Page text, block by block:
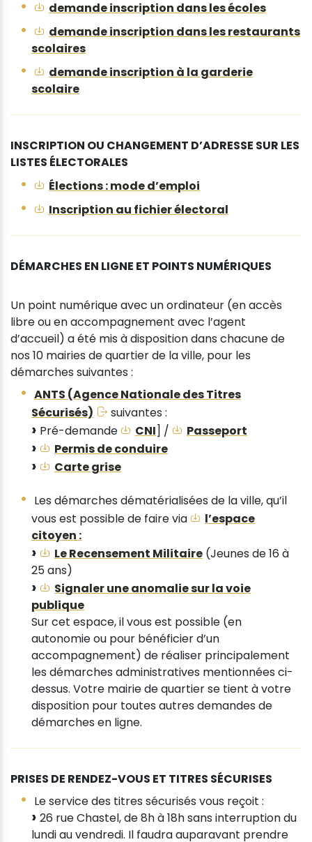
demande inscription dans les écoles
demande inscription dans les restaurants
scolaires
demande inscription à la garderie
scolaire
INSCRIPTION OU CHANGEMENT D’ADRESSE SUR LES
LISTES ÉLECTORALES
Élections : mode d’emploi
Inscription au fichier électoral
DÉMARCHES EN LIGNE ET POINTS NUMÉRIQUES
Un point numérique avec un ordinateur (en accès
libre ou en accompagnement avec l’agent
d’accueil) a été mis à disposition dans chacune de
nos 10 mairies de quartier de la ville, pour les
démarches suivantes :
ANTS (Agence Nationale des Titres
Sécurisés)
suivantes :
Pré-demande
CNI] /
Passeport
Permis de conduire
Carte grise
Les démarches dématérialisées de la ville, qu’il
vous est possible de faire via
l’espace
citoyen :
Le Recensement Militaire (Jeunes de 16 à
25 ans)
Signaler une anomalie sur la voie
publique
Sur cet espace, il vous est possible (en
autonomie ou pour bénéficier d’un
accompagnement) de réaliser principalement
les démarches administratives mentionnées ci-
dessus. Votre mairie de quartier se tient à votre
disposition pour toutes autres demandes de
démarches en ligne.
PRISES DE RENDEZ-VOUS ET TITRES SÉCURISES
Le service des titres sécurisés vous reçoit :
26 rue Chastel, de 8h à 18h sans interruption du
lundi au vendredi. Il faudra auparavant prendre